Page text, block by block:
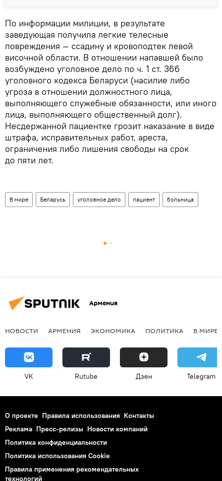
По информации милиции, в результате
заведующая получила легкие телесные
повреждения — ссадину и кровоподтек левой
височной области. В отношении напавшей было
возбуждено уголовное дело по ч. 1 ст. 366
уголовного кодекса Беларуси (насилие либо
угроза в отношении должностного лица,
выполняющего служебные обязанности, или иного
лица, выполняющего общественный долг).
Несдержанной пациентке грозит наказание в виде
штрафа, исправительных работ, ареста,
ограничения либо лишения свободы на срок
до пяти лет.
В мире Беларусь уголовное дело пациент больница
Армения
НОВОСТИ АРМЕНИЯ ЭКОНОМИКА ПОЛИТИКА В МИРЕ
VK Rutube Дзен Telegram
О проекте Правила использования Контакты
Реклама Пресс-релизы Новости компаний
Политика конфиденциальности
Политика использования Cookie
Правила применения рекомендательных
технологий